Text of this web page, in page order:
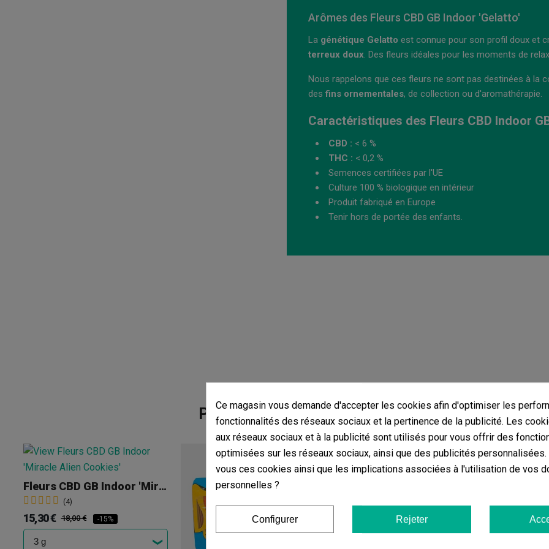
Arômes des Fleurs CBD GB Indoor 'Gelatto'
La génétique Gelatto est connue pour son profil doux et
terreux doux. Des fleurs idéales pour les moments de
Nous rappelons que ces fleurs ne sont pas destinées à la
desfins ornementales, de collection ou d'aromathérapie.
Caractéristiques des Fleurs CBD Indoor
CBD : < 6 %
THC : < 0,2 %
Semences certifiées par l'UE
Culture 100 % biologique en intérieur
Produit fabriqué en Europe
Tenir hors de portée des enfants.
Produits de même catégorie Fleurs CBD Indoor
Fleurs CBD GB Indoor 'Miracle Alien Cookies'
(4)
15,30 € 18,00 € -15%
Ce magasin vous demande d'accepter les cookies afin d'optimiser les
fonctionnalités des réseaux sociaux et la pertinence de la publicité. Les
aux réseaux sociaux et à la publicité sont utilisés pour vous offrir des
optimisées sur les réseaux sociaux, ainsi que des publicités
vous ces cookies ainsi que les implications associées à l'utilisation de vos
personnelles ?
Configurer Rejeter